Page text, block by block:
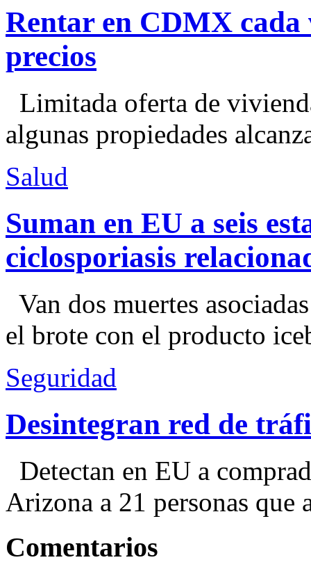
Rentar en CDMX cada
precios
Limitada oferta de
algunas propiedades
Salud
Suman en EU a seis
ciclosporiasis
Van dos muertes
el brote con el producto
Seguridad
Desintegran red de
Detectan en EU a
Arizona a 21 personas que
Comentarios